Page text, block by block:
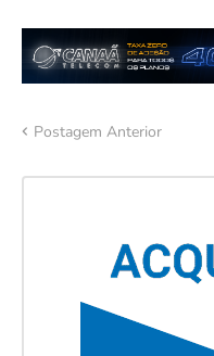
Postagem Anterior